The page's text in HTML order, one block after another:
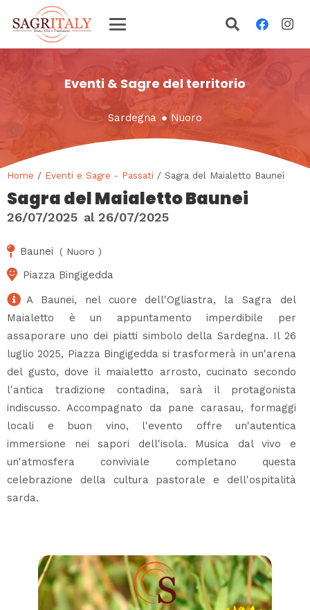
Eventi & Sagre del territorio
Sardegna ● Nuoro
Home / Eventi e Sagre - Passati / Sagra del Maialetto Baunei
Sagra del Maialetto Baunei
26/07/2025 al 26/07/2025
Baunei ( Nuoro )
Piazza Bingigedda
A Baunei, nel cuore dell'Ogliastra, la Sagra del
Maialetto è un appuntamento imperdibile per
assaporare uno dei piatti simbolo della Sardegna. Il 26
luglio 2025, Piazza Bingigedda si trasformerà in un'arena
del gusto, dove il maialetto arrosto, cucinato secondo
l'antica tradizione contadina, sarà il protagonista
indiscusso. Accompagnato da pane carasau, formaggi
locali e buon vino, l'evento offre un'autentica
immersione nei sapori dell'isola. Musica dal vivo e
un'atmosfera conviviale completano questa
celebrazione della cultura pastorale e dell'ospitalità
sarda.